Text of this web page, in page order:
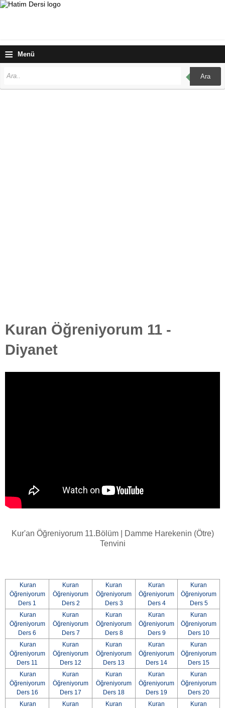
≡ Menü
Ara
Kuran Öğreniyorum 11 -
Diyanet
Kur'an Öğreniyorum 11.Bölüm | Damme Harekenin (Ötre)
Tenvini
Kuran
Öğreniyorum
Ders 1
Kuran
Öğreniyorum
Ders 2
Kuran
Öğreniyorum
Ders 3
Kuran
Öğreniyorum
Ders 4
Kuran
Öğreniyorum
Ders 5
Kuran
Öğreniyorum
Ders 6
Kuran
Öğreniyorum
Ders 7
Kuran
Öğreniyorum
Ders 8
Kuran
Öğreniyorum
Ders 9
Kuran
Öğreniyorum
Ders 10
Kuran
Öğreniyorum
Ders 11
Kuran
Öğreniyorum
Ders 12
Kuran
Öğreniyorum
Ders 13
Kuran
Öğreniyorum
Ders 14
Kuran
Öğreniyorum
Ders 15
Kuran
Öğreniyorum
Ders 16
Kuran
Öğreniyorum
Ders 17
Kuran
Öğreniyorum
Ders 18
Kuran
Öğreniyorum
Ders 19
Kuran
Öğreniyorum
Ders 20
Kuran
Kuran
Kuran
Kuran
Kuran